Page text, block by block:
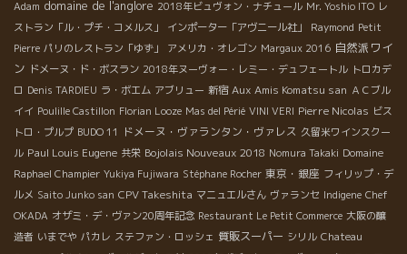
Adam domaine de l'anglore 2018年ビュヴォン・ナチュール Mr. Yoshio ITO レ
ストラン「ル・プチ・コメルス」
インポーター「アヴニール社」 Raymond Petit
Pierre パリのレストラン「ゆず」 アメリカ・オレゴン Margaux 2016 自然派ワイ
ン ドメーヌ・ド・ボスラン 2018年ヌーヴォー・レミー・デュフェートル トロカデ
ロ Denis TARDIEU ラ・ボエム アブリュー 新宿 Aux Amis Komatsu san ＡＣブル
イイ Poulille Castillon Florian Looze Mas del Périé VINI VERI Pierre Nicolas ビス
トロ・プルプ BUDO 11 ドメーヌ・ヴァランタン・ヴァレス 久留米ワインスクー
ル Paul Louis Eugene 共栄 Bojolais Nouveaux 2018 Nomura Takaki Domaine
Raphael Champier Yukiya Fujiwara Stéphane Rocher 東京・銀座 フィリップ・デ
ルメ Saito Junko san CPV Takeshita マニュエルさん ヴァランセ Indigene Chef
OKADA オザミ・デ・ヴァン20周年記念 Restaurant Le Petit Commerce 大阪の醸
造者 いまでや パカレ ステファン・ロッシェ 質販スーパー シリル Chateau